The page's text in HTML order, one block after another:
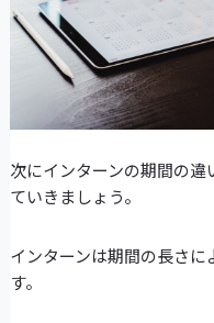
次にインターンの期間の
ていきましょう。
インターンは期間の長さ
す。